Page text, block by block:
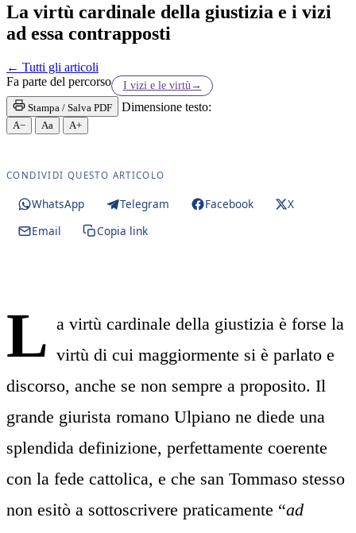
La virtù cardinale della giustizia e i vizi
ad essa contrapposti
← Tutti gli articoli
Fa parte del percorso
I vizi e le virtù →
Stampa / Salva PDF
Dimensione testo:
A− Aa A+
CONDIVIDI QUESTO ARTICOLO
WhatsApp Telegram Facebook
X
Email
Copia link
L a virtù cardinale della giustizia è forse la
virtù di cui maggiormente si è parlato e
discorso, anche se non sempre a proposito. Il
grande giurista romano Ulpiano ne diede una
splendida definizione, perfettamente coerente
con la fede cattolica, e che san Tommaso stesso
non esitò a sottoscrivere praticamente “ad